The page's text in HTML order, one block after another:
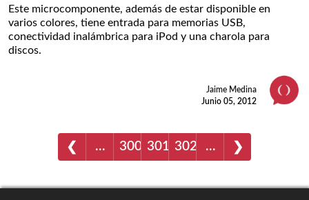
Este microcomponente, además de estar disponible en
varios colores, tiene entrada para memorias USB,
conectividad inalámbrica para iPod y una charola para
discos.
Jaime Medina
Junio 05, 2012
❮ … 300 301 302 … ❯